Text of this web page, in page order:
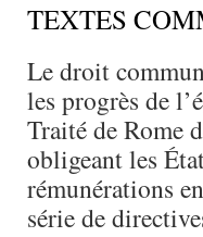
TEXTES
Le droit
les progrès de
Traité de Rome
obligeant les
rémunérations
série de